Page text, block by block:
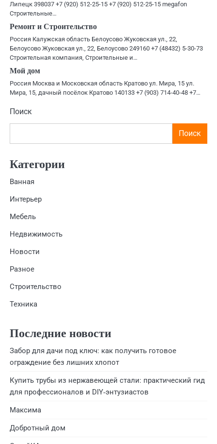
Липецк 398037 +7 (920) 512-25-15 +7 (920) 512-25-15 megafon
Строительные…
Ремонт и Строительство
Россия Калужская область Белоусово Жуковская ул., 22,
Белоусово Жуковская ул., 22, Белоусово 249160 +7 (48432) 5-30-73
Строительная компания, Строительные и…
Мой дом
Россия Москва и Московская область Кратово ул. Мира, 15 ул.
Мира, 15, дачный посёлок Кратово 140133 +7 (903) 714-40-48 +7…
Поиск
Поиск
Категории
Ванная
Интерьер
Мебель
Недвижимость
Новости
Разное
Строительство
Техника
Последние новости
Забор для дачи под ключ: как получить готовое
ограждение без лишних хлопот
Купить трубы из нержавеющей стали: практический гид
для профессионалов и DIY‑энтузиастов
Максима
Добротный дом